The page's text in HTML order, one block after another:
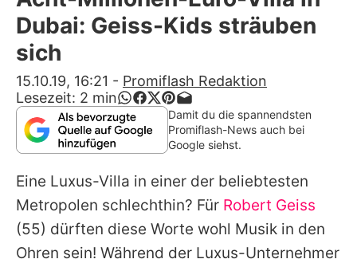
Alle Themen auf Promiflash
App runterladen
Team
Redaktionelle Richtlinien
Impressum
Datenschutzerklärung
Nutzungsbedingungen
Dubai: Geiss-Kids sträuben
sich
15.10.19, 16:21 - Promiflash Redaktion
Lesezeit: 2 min
Damit du die spannendsten
Promiflash-News auch bei
Google siehst.
Eine Luxus-Villa in einer der beliebtesten
Metropolen schlechthin? Für Robert Geiss
(55) dürften diese Worte wohl Musik in den
Ohren sein! Während der Luxus-Unternehmer